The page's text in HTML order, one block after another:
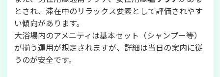
とされ、滞在中のリラックス要素として評価されやす
い傾向があります。
大浴場内のアメニティは基本セット（シャンプー等）
が揃う運用が想定されますが、詳細は当日の案内に従
うのが安全です。